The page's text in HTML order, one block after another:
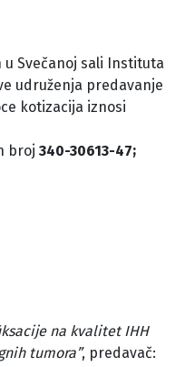
Svečanoj sali Instituta
udruženja predavanje
kotizacija iznosi
broj 340-30613-47;
na kvalitet IHH
tumora”, predavač: